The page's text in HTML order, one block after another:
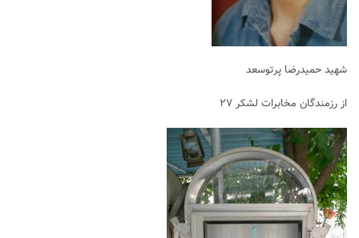
شهید حمیدرضا پرتوسعد
از رزمندگان مخابرات لشکر ۲۷